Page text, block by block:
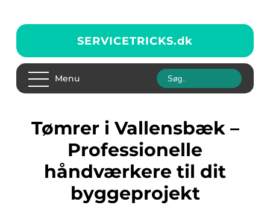
SERVICETRICKS.dk
Menu
Tømrer i Vallensbæk –
Professionelle
håndværkere til dit
byggeprojekt